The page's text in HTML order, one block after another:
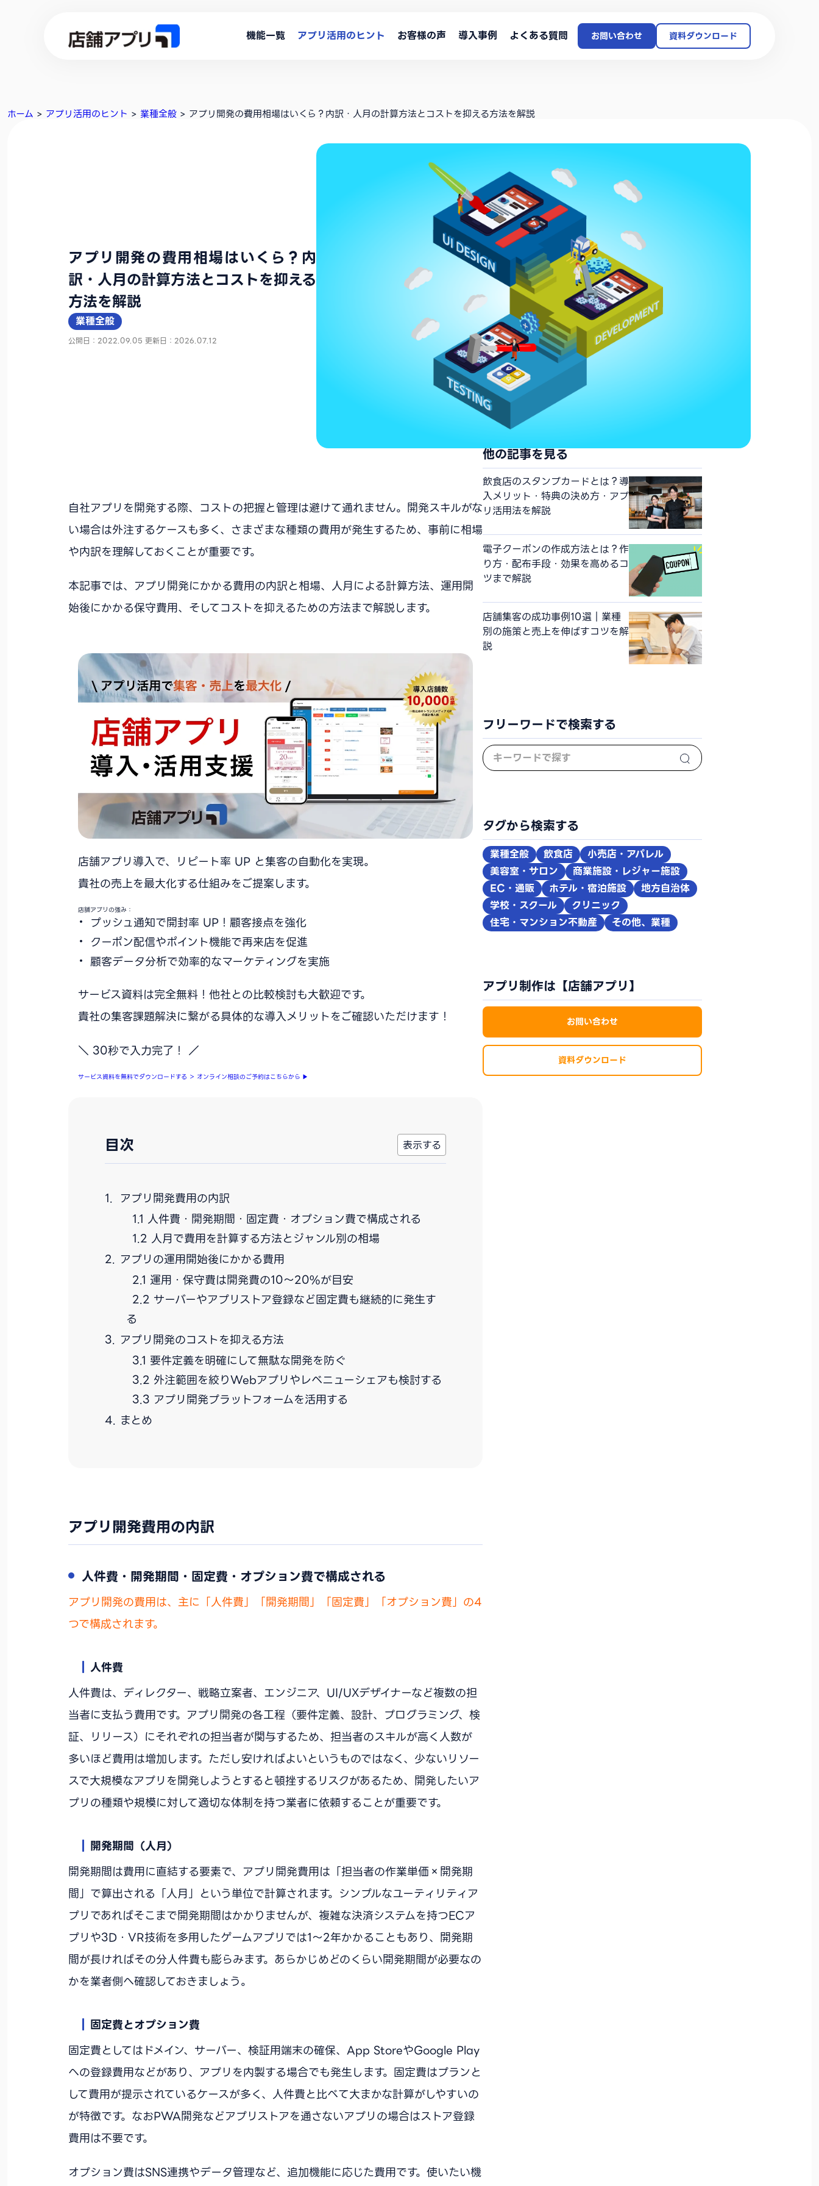
機能一覧 アプリ活用のヒント お客様の声 導入事例 よくある質問 お問い合わせ 資料ダウンロード
ホーム > アプリ活用のヒント > 業種全般 > アプリ開発の費用相場はいくら？内訳・人月の計算方法とコストを抑える方法を解説
アプリ開発の費用相場はいくら？内
訳・人月の計算方法とコストを抑える
方法を解説
業種全般
公開日：2022.09.05 更新日：2026.07.12
自社アプリを開発する際、コストの把握と管理は避けて通れません。開発スキルがな
い場合は外注するケースも多く、さまざまな種類の費用が発生するため、事前に相場
や内訳を理解しておくことが重要です。
本記事では、アプリ開発にかかる費用の内訳と相場、人月による計算方法、運用開
始後にかかる保守費用、そしてコストを抑えるための方法まで解説します。
店舗アプリ導入で、リピート率 UP と集客の自動化を実現。
貴社の売上を最大化する仕組みをご提案します。
店舗アプリの強み：
プッシュ通知で開封率 UP！顧客接点を強化
クーポン配信やポイント機能で再来店を促進
顧客データ分析で効率的なマーケティングを実施
サービス資料は完全無料！他社との比較検討も大歓迎です。
貴社の集客課題解決に繋がる具体的な導入メリットをご確認いただけます！
＼ 30秒で入力完了！ ／
サービス資料を無料でダウンロードする ＞ オンライン相談のご予約はこちらから ▶
目次
アプリ開発費用の内訳
人件費・開発期間・固定費・オプション費で構成される
人月で費用を計算する方法とジャンル別の相場
アプリの運用開始後にかかる費用
運用・保守費は開発費の10〜20%が目安
サーバーやアプリストア登録など固定費も継続的に発生す
る
アプリ開発のコストを抑える方法
要件定義を明確にして無駄な開発を防ぐ
外注範囲を絞りWebアプリやレベニューシェアも検討する
アプリ開発プラットフォームを活用する
まとめ
アプリ開発費用の内訳
人件費・開発期間・固定費・オプション費で構成される
アプリ開発の費用は、主に「人件費」「開発期間」「固定費」「オプション費」の4
つで構成されます。
人件費
人件費は、ディレクター、戦略立案者、エンジニア、UI/UXデザイナーなど複数の担
当者に支払う費用です。アプリ開発の各工程（要件定義、設計、プログラミング、検
証、リリース）にそれぞれの担当者が関与するため、担当者のスキルが高く人数が
多いほど費用は増加します。ただし安ければよいというものではなく、少ないリソー
スで大規模なアプリを開発しようとすると頓挫するリスクがあるため、開発したいア
プリの種類や規模に対して適切な体制を持つ業者に依頼することが重要です。
開発期間（人月）
開発期間は費用に直結する要素で、アプリ開発費用は「担当者の作業単価×開発期
間」で算出される「人月」という単位で計算されます。シンプルなユーティリティア
プリであればそこまで開発期間はかかりませんが、複雑な決済システムを持つECア
プリや3D・VR技術を多用したゲームアプリでは1〜2年かかることもあり、開発期
間が長ければその分人件費も膨らみます。あらかじめどのくらい開発期間が必要なの
かを業者側へ確認しておきましょう。
固定費とオプション費
固定費としてはドメイン、サーバー、検証用端末の確保、App StoreやGoogle Play
への登録費用などがあり、アプリを内製する場合でも発生します。固定費はプランと
して費用が提示されているケースが多く、人件費と比べて大まかな計算がしやすいの
が特徴です。なおPWA開発などアプリストアを通さないアプリの場合はストア登録
費用は不要です。
オプション費はSNS連携やデータ管理など、追加機能に応じた費用です。使いたい機
他の記事を見る
飲食店のスタンプカードとは？導
入メリット・特典の決め方・アプ
リ活用法を解説
電子クーポンの作成方法とは？作
り方・配布手段・効果を高めるコ
ツまで解説
店舗集客の成功事例10選｜業種
別の施策と売上を伸ばすコツを解
説
フリーワードで検索する
タグから検索する
業種全般 飲食店
小売店・アパレル
美容室・サロン
商業施設・レジャー施設
EC・通販
ホテル・宿泊施設
地方自治体
学校・スクール
クリニック
住宅・マンション不動産
その他、業種
アプリ制作は【店舗アプリ】
お問い合わせ
資料ダウンロード